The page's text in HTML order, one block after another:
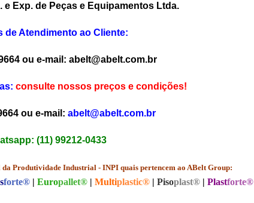
e Exp. de Peças e Equipamentos Ltda.
de Atendimento ao Cliente:
ou e-mail: abelt@abelt.com.br
consulte nossos preços e condições!
ou e-mail: abelt@abelt.com.br
(11) 99212-0433
Produtividade Industrial - INPI quais pertencem ao ABelt Group:
forte® | Europallet® | Multiplastic® | Pisoplast® | Plastforte®